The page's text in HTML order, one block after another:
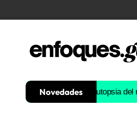
Novedades
al añoLa autopsia del recién